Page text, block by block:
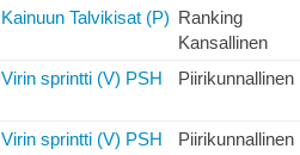
Kainuun Talvikisat (P) Ranking
Kansallinen
Virin sprintti (V) PSH Piirikunnallinen
Virin sprintti (V) PSH
Piirikunnallinen